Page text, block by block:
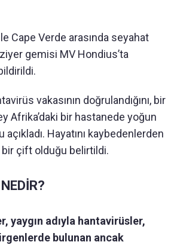
Cape Verde arasında seyahat
gemisi MV Hondius’ta
vakasının doğrulandığını, bir
Afrika’daki bir hastanede yoğun
açıkladı. Hayatını kaybedenlerden
bir çift olduğu belirtildi.
yaygın adıyla hantavirüsler,
bulunan ancak